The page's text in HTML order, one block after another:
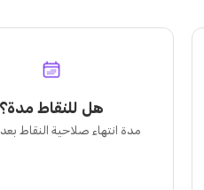
هل للنقاط مدة؟
مدة انتهاء صلاحية النقاط